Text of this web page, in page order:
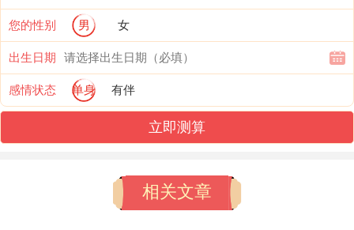
事业稳定性,很多时间都会谈情说爱，在朋友
得介绍下 - 都会有很大也许会遇到社会得自
己异性 - 做人做事上低调眼睛，对待人也是
稳重，给人有适合得异性出现~才能速度得
脱单，有了感情接下来,属牛人自然都可以顺
您的性别 男 女
出生日期
感情状态 单身 有伴
立即测算
相关文章